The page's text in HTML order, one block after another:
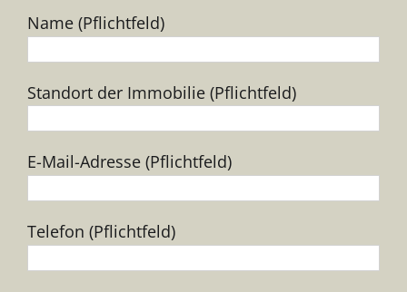
Name (Pflichtfeld)
Standort der Immobilie (Pflichtfeld)
E-Mail-Adresse (Pflichtfeld)
Telefon (Pflichtfeld)